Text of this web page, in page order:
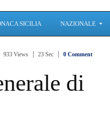
SICILIA NAZIONALE
o
n
933 Views 23 Sec 0 Comment
di